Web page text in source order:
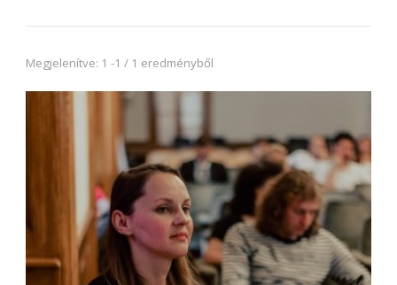
Megjelenítve: 1 -1 / 1 eredményből